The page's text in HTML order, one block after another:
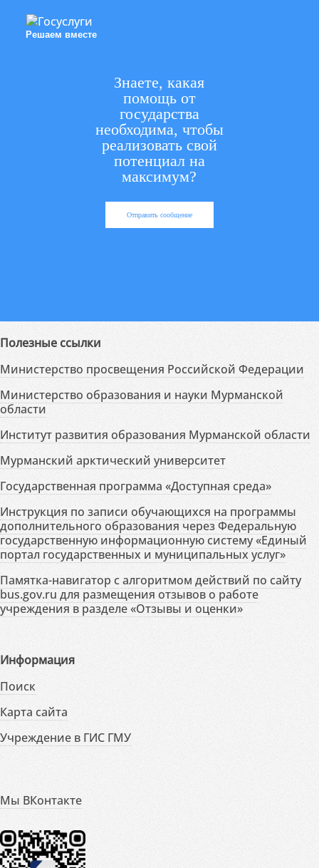
Решаем вместе
Знаете, какая
помощь от
государства
необходима, чтобы
реализовать свой
потенциал на
максимум?
Отправить сообщение
Полезные ссылки
Министерство просвещения Российской Федерации
Министерство образования и науки Мурманской
области
Институт развития образования Мурманской области
Мурманский арктический университет
Государственная программа «Доступная среда»
Инструкция по записи обучающихся на программы
дополнительного образования через Федеральную
государственную информационную систему «Единый
портал государственных и муниципальных услуг»
Памятка-навигатор с алгоритмом действий по сайту
bus.gov.ru для размещения отзывов о работе
учреждения в разделе «Отзывы и оценки»
Информация
Поиск
Карта сайта
Учреждение в ГИС ГМУ
Мы ВКонтакте